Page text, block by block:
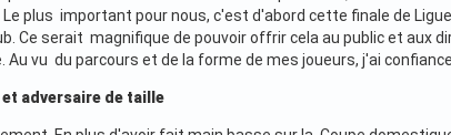
plus important pour nous, c'est d'abord cette finale de
Ce serait magnifique de pouvoir offrir cela au public et
Au vu du parcours et de la forme de mes joueurs, j'ai
adversaire de taille